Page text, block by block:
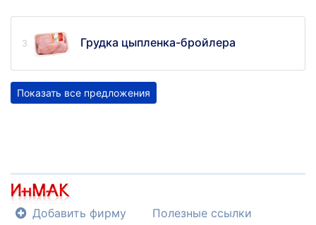
Грудка цыпленка-бройлера
Показать все предложения
Добавить фирму Полезные ссылки